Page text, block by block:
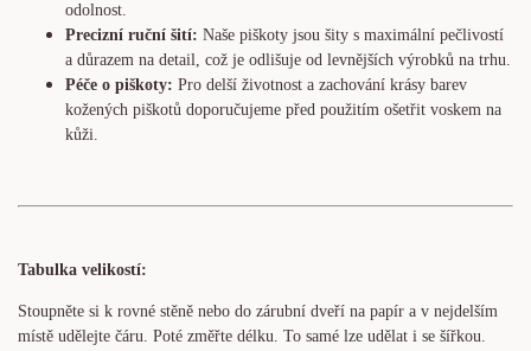
odolnost.
Precizní ruční šití: Naše piškoty jsou šity s maximální pečlivostí
a důrazem na detail, což je odlišuje od levnějších výrobků na trhu.
Péče o piškoty: Pro delší životnost a zachování krásy barev
kožených piškotů doporučujeme před použitím ošetřit voskem na
kůži.
Tabulka velikostí:
Stoupněte si k rovné stěně nebo do zárubní dveří na papír a v nejdelším
místě udělejte čáru. Poté změřte délku. To samé lze udělat i se šířkou.